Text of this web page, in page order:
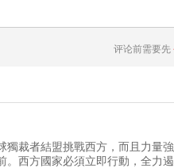
评论前需要先
獨裁者結盟挑戰西方，而且力量
。西方國家必須立即行動，全力